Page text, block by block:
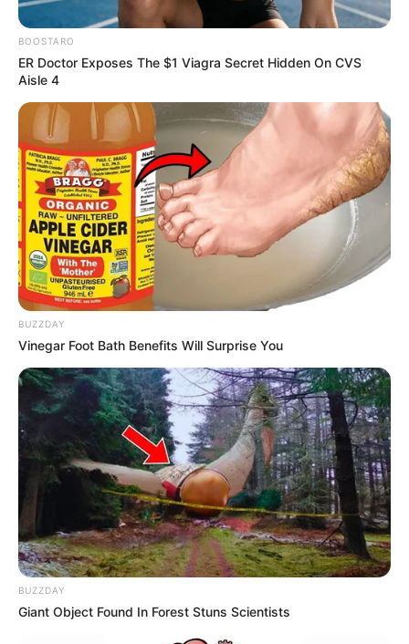
APREHENSIÓN
Menor de edad es señalada de planear
el homicidio de un líder comunitario en
Antioquia
DOBLE HOMICIDIO
Violencia en el Oriente:
de seis horas en Marinilla
y El Carmen de Viboral
CARMEN DE VIBORAL -
ANTIOQUIA
Activan protocolos por
presunto abuso en
academia de baile en El
Carmen de Viboral,
Antioquia
EL CARMEN DE VIBORAL -
BOOSTARO
ER Doctor Exposes The $1 Viagra Secret Hidden On CVS
Aisle 4
BUZZDAY
Vinegar Foot Bath Benefits Will Surprise You
BUZZDAY
Giant Object Found In Forest Stuns Scientists